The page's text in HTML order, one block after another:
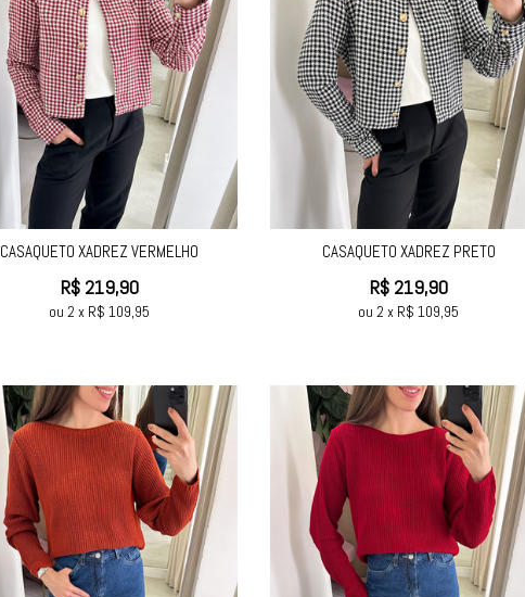
CASAQUETO XADREZ VERMELHO
R$ 219,90
ou 2 x R$ 109,95
CASAQUETO XADREZ PRETO
R$ 219,90
ou 2 x R$ 109,95